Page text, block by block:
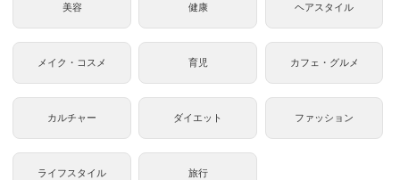
美容 健康 ヘアスタイル
メイク・コスメ 育児 カフェ・グルメ
カルチャー ダイエット ファッション
ライフスタイル 旅行